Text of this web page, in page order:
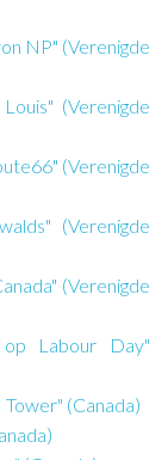
NP" (Verenigde
(Verenigde
(Verenigde
(Verenigde
(Verenigde
Labour Day"
(Canada)